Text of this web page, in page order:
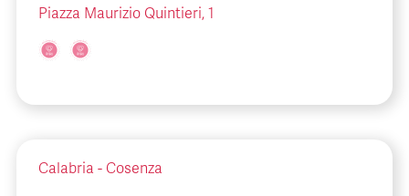
Piazza Maurizio Quintieri, 1
Calabria - Cosenza